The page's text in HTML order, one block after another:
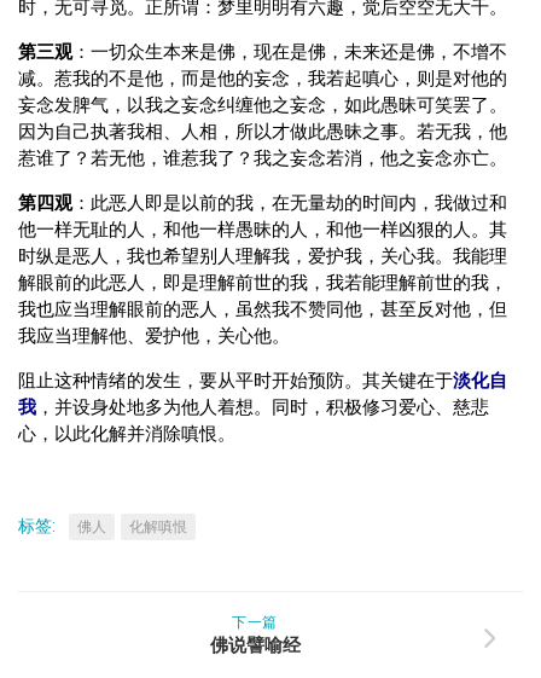
时，无可寻觅。正所谓：梦里明明有六趣，觉后空空无大千。
第三观：一切众生本来是佛，现在是佛，未来还是佛，不增不
减。惹我的不是他，而是他的妄念，我若起嗔心，则是对他的
妄念发脾气，以我之妄念纠缠他之妄念，如此愚昧可笑罢了。
因为自己执著我相、人相，所以才做此愚昧之事。若无我，他
惹谁了？若无他，谁惹我了？我之妄念若消，他之妄念亦亡。
第四观：此恶人即是以前的我，在无量劫的时间内，我做过和
他一样无耻的人，和他一样愚昧的人，和他一样凶狠的人。其
时纵是恶人，我也希望别人理解我，爱护我，关心我。我能理
解眼前的此恶人，即是理解前世的我，我若能理解前世的我，
我也应当理解眼前的恶人，虽然我不赞同他，甚至反对他，但
我应当理解他、爱护他，关心他。
阻止这种情绪的发生，要从平时开始预防。其关键在于淡化自
我 ，并设身处地多为他人着想。同时，积极修习爱心、慈悲
心，以此化解并消除嗔恨。
标签: 佛人 化解嗔恨
下一篇
佛说譬喻经